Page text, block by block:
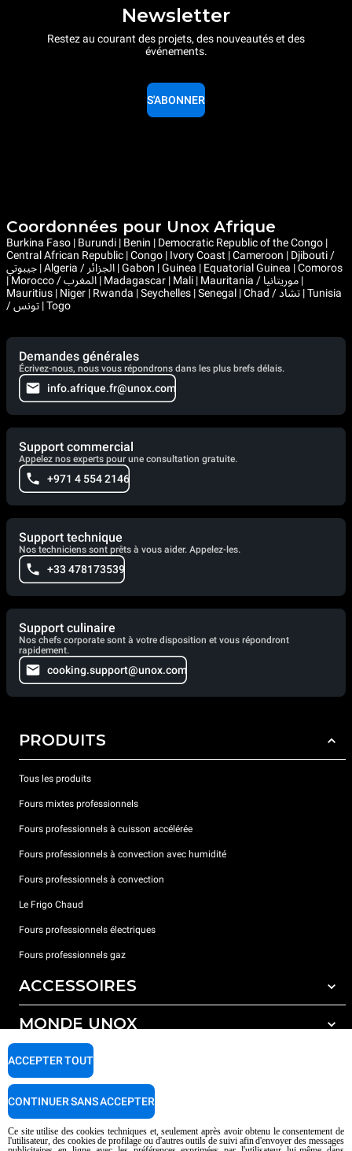
Newsletter
Restez au courant des projets, des nouveautés et des
événements.
S'ABONNER
Coordonnées pour Unox Afrique
Burkina Faso | Burundi | Benin | Democratic Republic of the Congo |
Central African Republic | Congo | Ivory Coast | Cameroon | Djibouti /
جيبوتي | Algeria / الجزائر | Gabon | Guinea | Equatorial Guinea | Comoros
| Morocco / المغرب | Madagascar | Mali | Mauritania / موريتانيا |
Mauritius | Niger | Rwanda | Seychelles | Senegal | Chad / تشاد | Tunisia
/ تونس | Togo
Demandes générales
Écrivez-nous, nous vous répondrons dans les plus brefs délais.
info.afrique.fr@unox.com
Support commercial
Appelez nos experts pour une consultation gratuite.
+971 4 554 2146
Support technique
Nos techniciens sont prêts à vous aider. Appelez-les.
+33 478173539
Support culinaire
Nos chefs corporate sont à votre disposition et vous répondront
rapidement.
cooking.support@unox.com
PRODUITS
Tous les produits
Fours mixtes professionnels
Fours professionnels à cuisson accélérée
Fours professionnels à convection avec humidité
Fours professionnels à convection
Le Frigo Chaud
Fours professionnels électriques
Fours professionnels gaz
ACCESSOIRES
Tous les accessoires
Détergents pour lavage automatique
Détergents pour lavage manuel
Traitement de l'eau avec filtres à résine
MONDE UNOX
Nos bureaux dans le monde
SUPPORT
Garantie Unox
Ce site utilise des cookies techniques et, seulement après avoir obtenu le consentement de
l'utilisateur, des cookies de profilage ou d'autres outils de suivi afin d'envoyer des messages
ACCEPTER TOUT
CONTINUER SANS ACCEPTER